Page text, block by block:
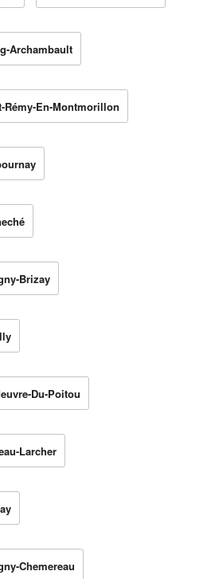
Archambault
Rémy-En-Montmorillon
Brizay
Du-Poitou
Larcher
Chemereau